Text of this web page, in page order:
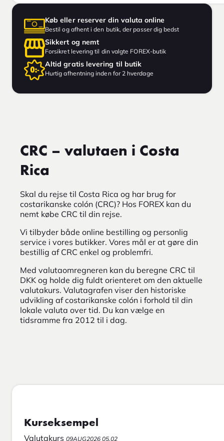
Køb eller reserver din valuta online
Bestil og afhent i den butik, der passer dig bedst
Sikkert og nemt
Forsikret levering til din valgte FOREX-butik
Altid gratis levering til butik
Hurtig afhentning inden for 2 hverdage
CRC – valutaen i Costa
Rica
Skal du rejse til Costa Rica og har brug for
costarikanske colón (CRC)? Hos FOREX kan du
nemt købe CRC til din rejse.
Vi tilbyder både online bestilling og personlig
service i vores butikker. Vores mål er at gøre din
bestillig af CRC enkel og problemfri.
Med valutaomregneren kan du beregne CRC til
DKK og holde dig fuldt orienteret om den aktuelle
valutakurs. Valutagrafen viser den historiske
udvikling af costarikanske colón i forhold til din
lokale valuta over tid. Du kan vælge en
tidsramme fra 2012 til i dag.
Kurseksempel
Valutakurs 09AUG2026 05.02